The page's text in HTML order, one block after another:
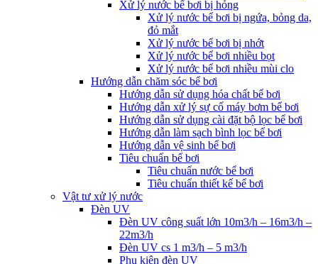
Xử lý nước bể bơi bị hỏng
Xử lý nước bể bơi bị ngứa, bỏng da,
đỏ mắt
Xử lý nước bể bơi bị nhớt
Xử lý nước bể bơi nhiều bọt
Xử lý nước bể bơi nhiều mùi clo
Hướng dẫn chăm sóc bể bơi
Hướng dẫn sử dụng hóa chất bể bơi
Hướng dẫn xử lý sự cố máy bơm bể bơi
Hướng dẫn sử dụng cài đặt bộ lọc bể bơi
Hướng dẫn làm sạch bình lọc bể bơi
Hướng dẫn vệ sinh bể bơi
Tiêu chuẩn bể bơi
Tiêu chuẩn nước bể bơi
Tiêu chuẩn thiết kế bể bơi
Vật tư xử lý nước
Đèn UV
Đèn UV công suất lớn 10m3/h – 16m3/h –
22m3/h
Đèn UV cs 1 m3/h – 5 m3/h
Phụ kiện đèn UV